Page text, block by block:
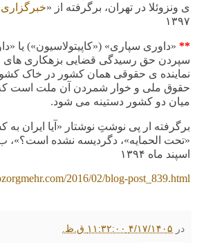
ی ونزوئلا در تهران، برگرفته از «
۱۳۹۷
** «داوری سپاری» («کاپیتولاسیون») یا
سپردن حق رسیدگی قضایی بزهکاری های
نماینده ی حقوقی همان کشور در خاک
حقوق ملی و خوار شمردن آن ملت است که
میان دو کشور دستینه می شود.
برگرفته ار پی نوشتِ نوشتار «آیا ایران
«تحت الحمایه»، دگردیسه نشده است؟»،
اسپند ماه ۱۳۹۴
2016/02/blog-post_839.html
در ۴/۱۷/۱۴۰۵ ۱۱:۳۲:۰۰ ق.ظ.